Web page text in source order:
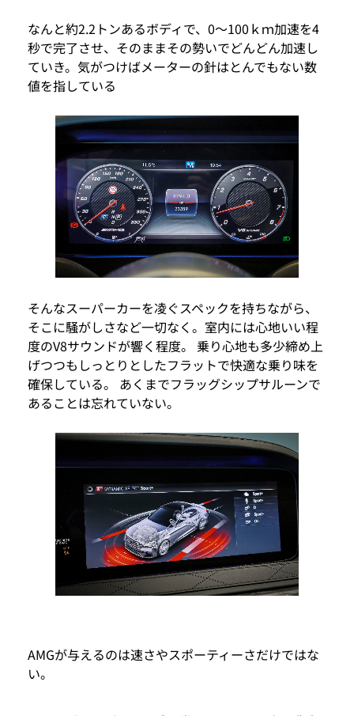
なんと約2.2トンあるボディで、0～100ｋｍ加速を4
秒で完了させ、そのままその勢いでどんどん加速し
ていき。気がつけばメーターの針はとんでもない数
値を指している
そんなスーパーカーを凌ぐスペックを持ちながら、
そこに騒がしさなど一切なく。室内には心地いい程
度のV8サウンドが響く程度。 乗り心地も多少締め上
げつつもしっとりとしたフラットで快適な乗り味を
確保している。 あくまでフラッグシップサルーンで
あることは忘れていない。
AMGが与えるのは速さやスポーティーさだけではな
い。